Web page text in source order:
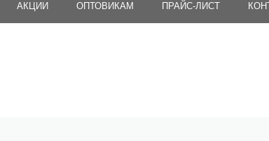
АКЦИИ ОПТОВИКАМ ПРАЙС-ЛИСТ